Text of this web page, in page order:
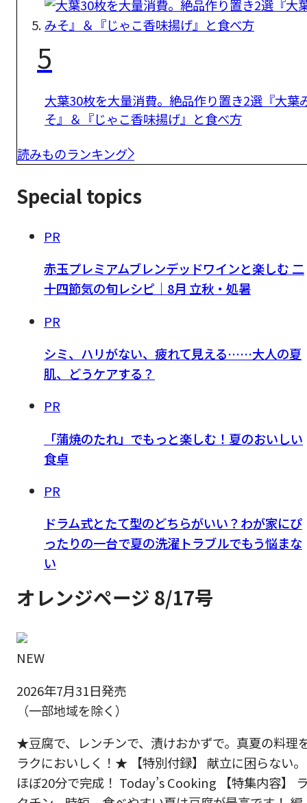
5
大葉30枚を大量消費。絶品作り置き2選『大葉
そ』＆『じゃこ香味揚げ』と食べ方
読みものランキング
Special topics
PR
赤玉プレミアムブレンデッドワインと楽しむ 二
十四節気の旬レシピ｜8月 立秋・処暑
PR
シミ、ハリがない、疲れて見える……大人の夏
肌、どうケアする？
PR
「蒲焼のたれ」でもっと楽しむ！夏のおいしい
食卓
PR
ドラム式とたて型のどちらがいい？わが家にぴ
ったりの一台で夏の洗濯トラブルでもう悩まな
い
オレンジページ 8/17号
NEW
2026年7月31日発売
（一部地域を除く）
★豆腐で、レンチンで、漬けおかずで。真夏の料理
ラクにおいしく！★ 【特別付録】 献立に困らない。
ほぼ20分で完成！ Today’s Cooking 【特集内容】